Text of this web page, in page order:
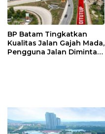
BP Batam Tingkatkan
Kualitas Jalan Gajah Mada,
Pengguna Jalan Diminta